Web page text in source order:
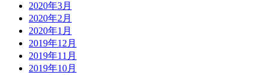
2020年3月
2020年2月
2020年1月
2019年12月
2019年11月
2019年10月